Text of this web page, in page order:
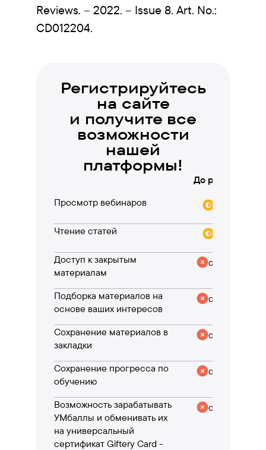
Reviews. – 2022. – Issue 8. Art. No.:
CD012204.
Регистрируйтесь
на сайте
и получите все
возможности
нашей
платформы!
До регистрации
Просмотр вебинаров
Чтение статей
Доступ к закрытым
материалам
отсутствует
Подборка материалов на
основе ваших интересов
отсутствует
Сохранение материалов в
закладки
отсутствует
Сохранение прогресса по
обучению
отсутствует
Возможность зарабатывать
УМбаллы и обменивать их
на универсальный
сертификат Giftery Card -
отсутствует